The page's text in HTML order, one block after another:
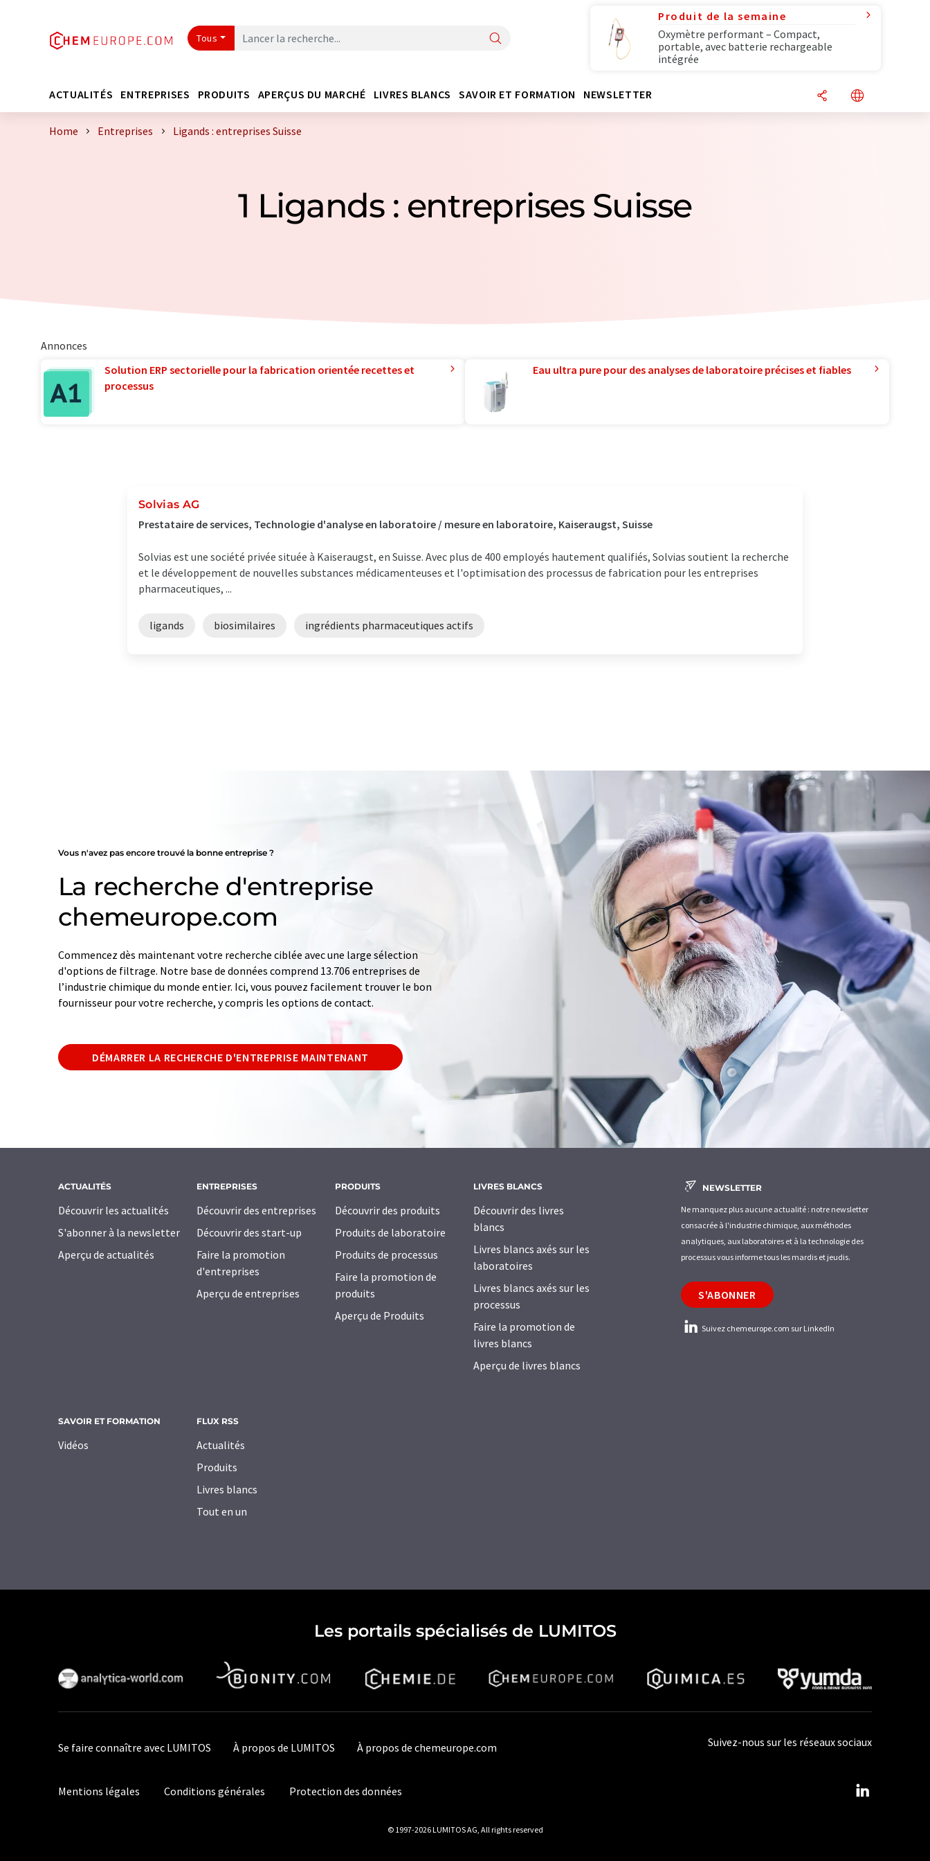
Tous
Produit de la semaine
Oxymètre performant – Compact,
portable, avec batterie rechargeable
intégrée
ACTUALITÉS ENTREPRISES PRODUITS APERÇUS DU MARCHÉ LIVRES BLANCS SAVOIR ET FORMATION NEWSLETTER
Home Entreprises Ligands : entreprises Suisse
1 Ligands : entreprises Suisse
Annonces
Solution ERP sectorielle pour la fabrication orientée recettes et
processus
Eau ultra pure pour des analyses de laboratoire précises et fiables
Solvias AG
Prestataire de services, Technologie d'analyse en laboratoire / mesure en laboratoire, Kaiseraugst, Suisse
Solvias est une société privée située à Kaiseraugst, en Suisse. Avec plus de 400 employés hautement qualifiés, Solvias soutient la recherche
et le développement de nouvelles substances médicamenteuses et l'optimisation des processus de fabrication pour les entreprises
pharmaceutiques, ...
ligands biosimilaires ingrédients pharmaceutiques actifs
Vous n'avez pas encore trouvé la bonne entreprise ?
La recherche d'entreprise
chemeurope.com
Commencez dès maintenant votre recherche ciblée avec une large sélection
d'options de filtrage. Notre base de données comprend 13.706 entreprises de
l’industrie chimique du monde entier. Ici, vous pouvez facilement trouver le bon
fournisseur pour votre recherche, y compris les options de contact.
DÉMARRER LA RECHERCHE D'ENTREPRISE MAINTENANT
ACTUALITÉS
Découvrir les actualités
S'abonner à la newsletter
Aperçu de actualités
ENTREPRISES
Découvrir des entreprises
Découvrir des start-up
Faire la promotion
d'entreprises
Aperçu de entreprises
PRODUITS
Découvrir des produits
Produits de laboratoire
Produits de processus
Faire la promotion de
produits
Aperçu de Produits
LIVRES BLANCS
Découvrir des livres
blancs
Livres blancs axés sur les
laboratoires
Livres blancs axés sur les
processus
Faire la promotion de
livres blancs
Aperçu de livres blancs
SAVOIR ET FORMATION
Vidéos
FLUX RSS
Actualités
Produits
Livres blancs
Tout en un
NEWSLETTER
Ne manquez plus aucune actualité : notre newsletter
consacrée à l'industrie chimique, aux méthodes
analytiques, aux laboratoires et à la technologie des
processus vous informe tous les mardis et jeudis.
S'ABONNER
Suivez chemeurope.com sur LinkedIn
Les portails spécialisés de LUMITOS
Se faire connaître avec LUMITOS À propos de LUMITOS À propos de chemeurope.com
Mentions légales Conditions générales Protection des données
Suivez-nous sur les réseaux sociaux
© 1997-2026 LUMITOS AG, All rights reserved